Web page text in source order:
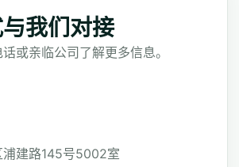
我们对接
或亲临公司了解更多信息。
浦建路145号5002室